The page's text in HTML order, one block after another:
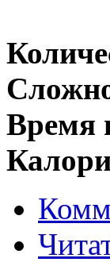
Время